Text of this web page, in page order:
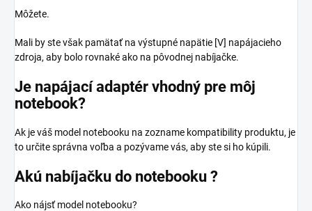
Môžete.
Mali by ste však pamätať na výstupné napätie [V] napájacieho
zdroja, aby bolo rovnaké ako na pôvodnej nabíjačke.
Je napájací adaptér vhodný pre môj
notebook?
Ak je váš model notebooku na zozname kompatibility produktu, je
to určite správna voľba a pozývame vás, aby ste si ho kúpili.
Akú nabíjačku do notebooku ?
Ako nájsť model notebooku?